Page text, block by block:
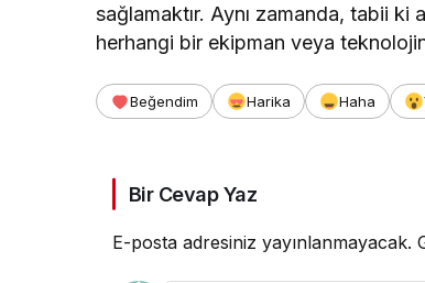
sağlamaktır. Aynı zamanda, tabii ki
herhangi bir ekipman veya
Beğendim Harika Haha
Bir Cevap Yaz
E-posta adresiniz yayınlanmayacak.